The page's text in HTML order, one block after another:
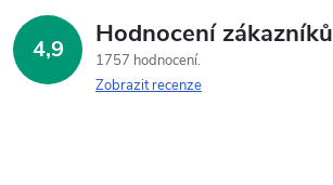
4,9 Hodnocení zákazníků
1757 hodnocení
Zobrazit recenze